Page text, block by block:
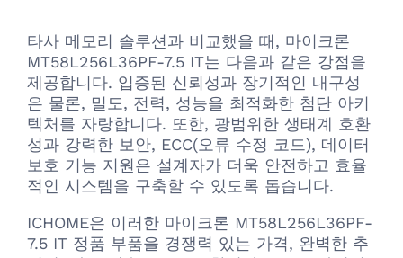
타사 메모리 솔루션과 비교했을 때, 마이크론
MT58L256L36PF-7.5 IT는 다음과 같은 강점을
제공합니다. 입증된 신뢰성과 장기적인 내구성
은 물론, 밀도, 전력, 성능을 최적화한 첨단 아키
텍처를 자랑합니다. 또한, 광범위한 생태계 호환
성과 강력한 보안, ECC(오류 수정 코드), 데이터
보호 기능 지원은 설계자가 더욱 안전하고 효율
적인 시스템을 구축할 수 있도록 돕습니다.
ICHOME은 이러한 마이크론 MT58L256L36PF-
7.5 IT 정품 부품을 경쟁력 있는 가격, 완벽한 추